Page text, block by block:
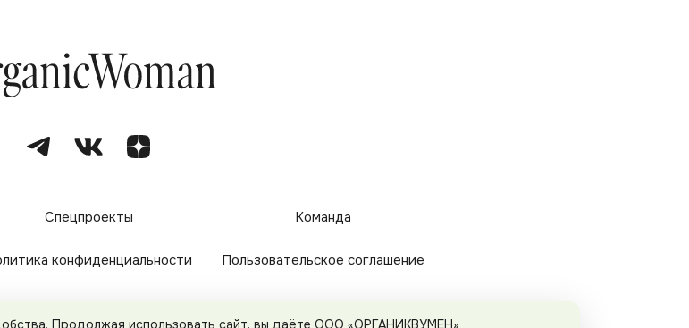
Спецпроекты Команда
конфиденциальности Пользовательское соглашение
Продолжая использовать сайт, вы даёте ООО «ОРГАНИКВУМЕН»